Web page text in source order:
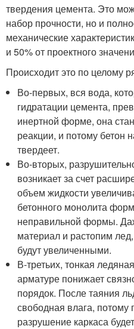
твердения цемента. Это
набор прочности, но и
механические
и 50% от проектного
Происходит это по целому
Во-первых, вся вода,
гидратации цемента,
инертной форме, она
реакции, и потому бетон
твердеет.
Во-вторых,
возникает за счет
объем жидкости
бетонного монолита
неправильной формы.
материал и растопим
будут увеличенными.
В-третьих, тонкая
арматуре понижает
порядок. После таяния
свободная влага,
разрушение каркаса